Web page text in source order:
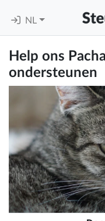
NL
Help ons
ondersteunen